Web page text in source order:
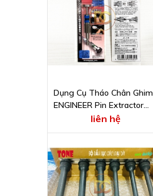
Dụng Cụ Tháo Chân Ghim
ENGINEER Pin Extractor
SS-32 Ø2.4 mm
liên hệ